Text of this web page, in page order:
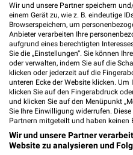
15 km
Schlafzimmer Spezial
Noch heute gültig
Thomas Philipps
Wir und unsere Partner speichern
einem Gerät zu, wie z. B. eindeutige
Browserspeichern, um
Anbieter verarbeiten Ihre
aufgrund eines berechtigten
Sie die „Einstellungen“. Sie können
oder verwalten, indem Sie auf die
klicken oder jederzeit auf die
unteren Ecke der Website klicken.
klicken Sie auf den Fingerabdruck
und klicken Sie auf den Menüpunkt
Sie Ihre Einwilligung widerrufen.
Partnern mitgeteilt und haben keinen
Wir und unsere Partner
Website zu analysieren und